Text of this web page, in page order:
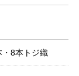
・8本トジ織